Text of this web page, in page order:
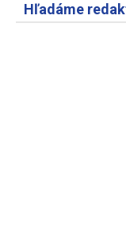
Hľadáme